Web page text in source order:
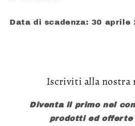
Data di scadenza: 30 aprile
Iscriviti alla nostra
Diventa il primo nel
prodotti ed offerte